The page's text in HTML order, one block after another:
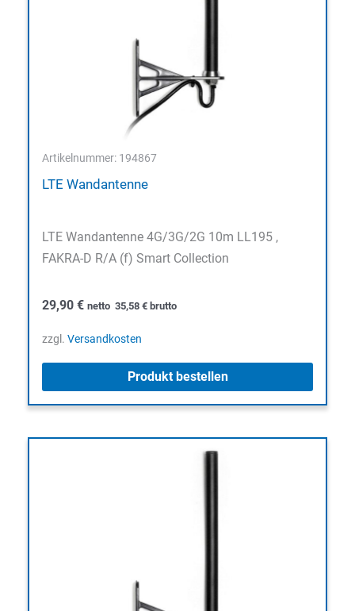
Artikelnummer: 194867
LTE Wandantenne
LTE Wandantenne 4G/3G/2G 10m LL195 ,
FAKRA-D R/A (f) Smart Collection
29,90 € netto 35,58 € brutto
zzgl. Versandkosten
Produkt bestellen